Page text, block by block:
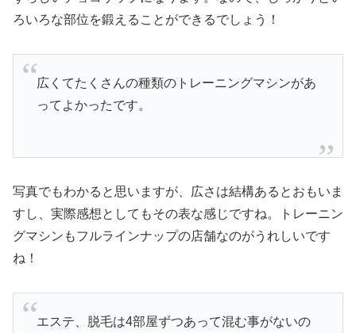
ろいろな部位を鍛えることができるでしょう！
広くてたくさんの種類のトレーニングマシンがあ
ってよかったです。
写真でもわかると思いますが、広さは結構あるとおもいま
すし、実際感想としてもその表な感じですね。トレーニン
グマシンもフルラインナップの店舗なのがうれしいです
ね！
エステ、脱毛は4部屋ずつあって混む事がないの